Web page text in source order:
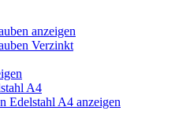
anzeigen
Verzinkt
A4
Edelstahl A4 anzeigen